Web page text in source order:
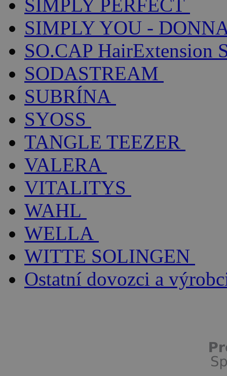
SIMPLY PERFECT
SIMPLY YOU -
SO.CAP HairExtension
SODASTREAM
SUBRÍNA
SYOSS
TANGLE TEEZER
VALERA
VITALITYS
WAHL
WELLA
WITTE SOLINGEN
Ostatní dovozci a